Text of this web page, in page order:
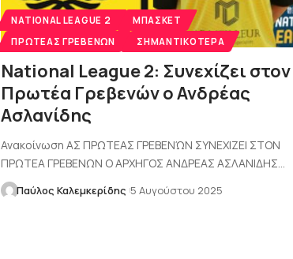
NATIONAL LEAGUE 2
ΜΠΆΣΚΕΤ
ΠΡΩΤΈΑΣ ΓΡΕΒΕΝΏΝ
ΣΗΜΑΝΤΙΚΌΤΕΡΑ
National League 2: Συνεχίζει στον
Πρωτέα Γρεβενών ο Ανδρέας
Ασλανίδης
Ανακοίνωση ΑΣ ΠΡΩΤΕΑΣ ΓΡΕΒΕΝΏΝ ΣΥΝΕΧΙΖΕΙ ΣΤΟΝ
ΠΡΩΤΕΑ ΓΡΕΒΕΝΩΝ Ο ΑΡΧΗΓΟΣ ΑΝΔΡΕΑΣ ΑΣΛΑΝΙΔΗΣ…
Παύλος Καλεμκερίδης 5 Αυγούστου 2025